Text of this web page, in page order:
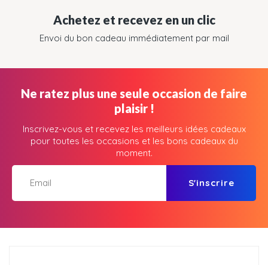
Achetez et recevez en un clic
Envoi du bon cadeau immédiatement par mail
Ne ratez plus une seule occasion de faire
plaisir !
Inscrivez-vous et recevez les meilleurs idées cadeaux
pour toutes les occasions et les bons cadeaux du
moment.
S'inscrire